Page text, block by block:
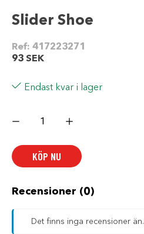
Slider Shoe
Ref: 417223271
93 SEK
Endast kvar i lager
Shoe
KÖP NU
Recensioner (0)
Det finns inga recensioner än.